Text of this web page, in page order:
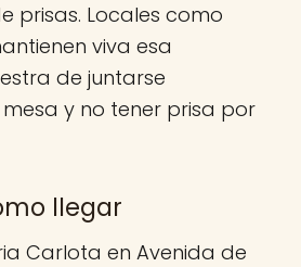
prisas. Locales como
viva esa
de juntarse
y no tener prisa por
llegar
Carlota en Avenida de